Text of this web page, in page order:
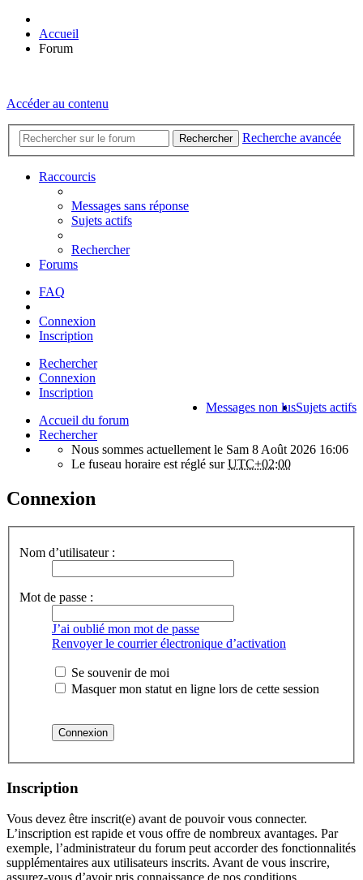
Accueil
Forum
Accéder au contenu
Rechercher Recherche avancée
Raccourcis
Messages sans réponse
Sujets actifs
Rechercher
Forums
FAQ
Connexion
Inscription
Rechercher
Connexion
Inscription
Sujets actifs
Messages non lus
Accueil du forum
Rechercher
Nous sommes actuellement le Sam 8 Août 2026 16:06
Le fuseau horaire est réglé surUTC+02:00
Connexion
Nom d’utilisateur :
Mot de passe :
J’ai oublié mon mot de passe
Renvoyer le courrier électronique d’activation
Se souvenir de moi
Masquer mon statut en ligne lors de cette session
Inscription
Vous devez être inscrit(e) avant de pouvoir vous connecter.
L’inscription est rapide et vous offre de nombreux avantages. Par
exemple, l’administrateur du forum peut accorder des fonctionnalités
supplémentaires aux utilisateurs inscrits. Avant de vous inscrire,